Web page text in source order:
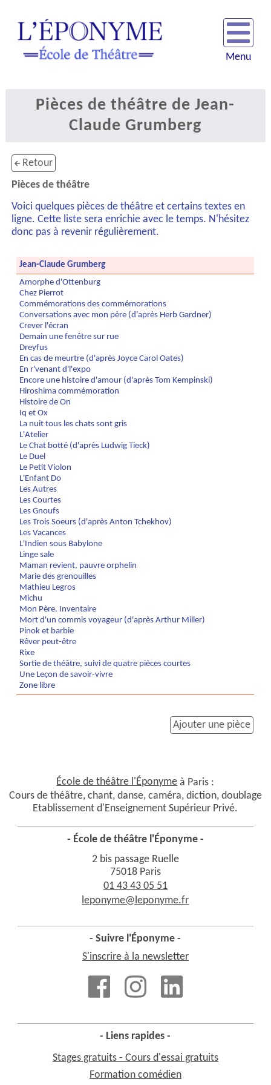
Menu
Pièces de théâtre de Jean-
Claude Grumberg
Retour
Pièces de théâtre
Voici quelques pièces de théâtre et certains textes en
ligne. Cette liste sera enrichie avec le temps. N'hésitez
donc pas à revenir régulièrement.
Jean-Claude Grumberg
Amorphe d'Ottenburg
Chez Pierrot
Commémorations des commémorations
Conversations avec mon père (d'après Herb Gardner)
Crever l'écran
Demain une fenêtre sur rue
Dreyfus
En cas de meurtre (d'après Joyce Carol Oates)
En r'venant d'l'expo
Encore une histoire d'amour (d'après Tom Kempinski)
Hiroshima commémoration
Histoire de On
Iq et Ox
La nuit tous les chats sont gris
L'Atelier
Le Chat botté (d'après Ludwig Tieck)
Le Duel
Le Petit Violon
L'Enfant Do
Les Autres
Les Courtes
Les Gnoufs
Les Trois Soeurs (d'après Anton Tchekhov)
Les Vacances
L'Indien sous Babylone
Linge sale
Maman revient, pauvre orphelin
Marie des grenouilles
Mathieu Legros
Michu
Mon Père. Inventaire
Mort d'un commis voyageur (d'après Arthur Miller)
Pinok et barbie
Rêver peut-être
Rixe
Sortie de théâtre, suivi de quatre pièces courtes
Une Leçon de savoir-vivre
Zone libre
Ajouter une pièce
École de théâtre l'Éponyme à Paris :
Cours de théâtre, chant, danse, caméra, diction, doublage
Etablissement d'Enseignement Supérieur Privé.
- École de théâtre l'Éponyme -
2 bis passage Ruelle
75018 Paris
01 43 43 05 51
leponyme@leponyme.fr
- Suivre l'Éponyme -
S'inscrire à la newsletter
- Liens rapides -
Stages gratuits - Cours d'essai gratuits
Formation comédien